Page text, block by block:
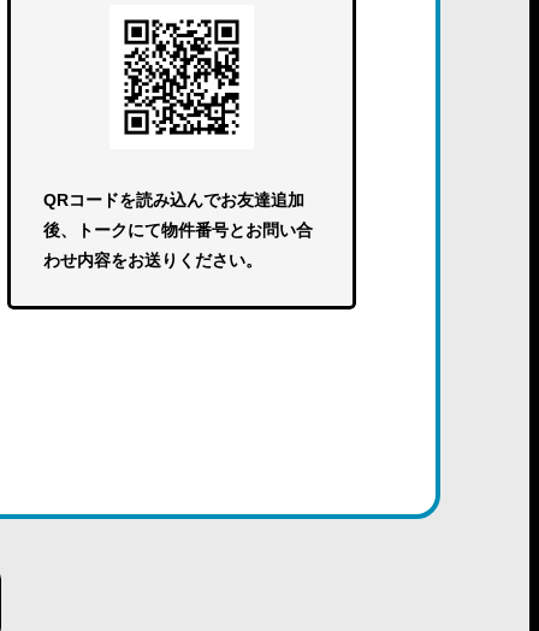
QRコードを読み込んでお友達追加
後、トークにて物件番号とお問い合
わせ内容をお送りください。